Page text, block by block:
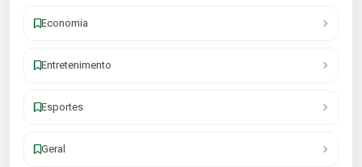
Economia
Entretenimento
Esportes
Geral